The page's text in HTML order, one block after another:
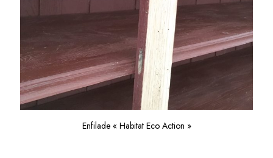
Enfilade « Habitat Eco Action »